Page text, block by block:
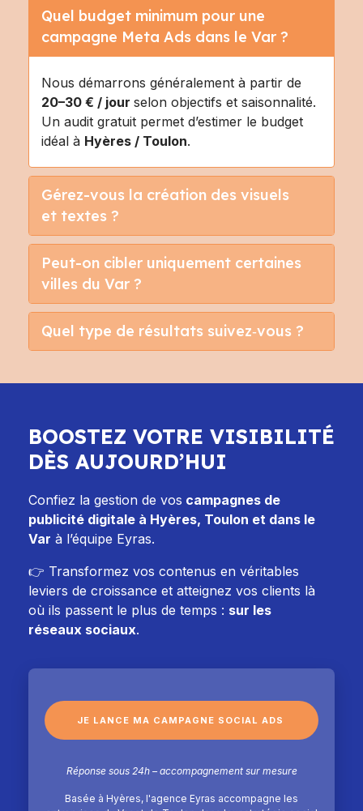
Quel budget minimum pour une
campagne Meta Ads dans le Var ?
Nous démarrons généralement à partir de
20–30 € / jour selon objectifs et saisonnalité.
Un audit gratuit permet d’estimer le budget
idéal à Hyères / Toulon.
Gérez-vous la création des visuels
et textes ?
Peut-on cibler uniquement certaines
villes du Var ?
Quel type de résultats suivez‑vous ?
BOOSTEZ VOTRE VISIBILITÉ
DÈS AUJOURD’HUI
Confiez la gestion de vos campagnes de
publicité digitale à Hyères, Toulon et dans le
Var à l’équipe Eyras.
👉 Transformez vos contenus en véritables
leviers de croissance et atteignez vos clients là
où ils passent le plus de temps : sur les
réseaux sociaux.
JE LANCE MA CAMPAGNE SOCIAL ADS
Réponse sous 24h – accompagnement sur mesure
Basée à Hyères, l'agence Eyras accompagne les